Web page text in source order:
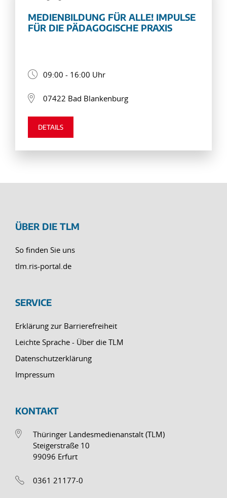
MEDIENBILDUNG FÜR ALLE! IMPULSE
FÜR DIE PÄDAGOGISCHE PRAXIS
09:00 - 16:00 Uhr
07422 Bad Blankenburg
DETAILS
ÜBER DIE TLM
So finden Sie uns
tlm.ris-portal.de
SERVICE
Erklärung zur Barrierefreiheit
Leichte Sprache - Über die TLM
Datenschutzerklärung
Impressum
KONTAKT
Thüringer Landesmedienanstalt (TLM)
Steigerstraße 10
99096 Erfurt
0361 21177-0